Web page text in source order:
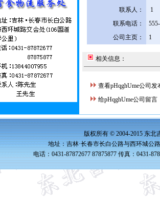
联系人：
1
联系电话：
公司主页：
1
相关信息：
查看pHqghUme公司发
给pHqghUme公司留言
版权所有 © 2004-2015 东北
地址：吉林·长春市长白公路与西环城公
电话：0431-87872677 87875877 传真：0431-